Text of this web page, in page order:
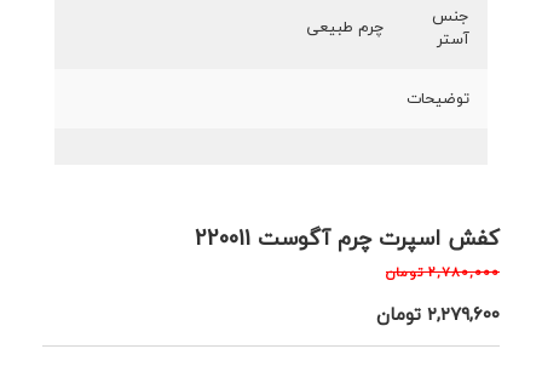
کفش اسپرت چرم آگوست 220011
۲,۷۸۰,۰۰۰ تومان
۲,۲۷۹,۶۰۰تومان
جنس
آستر
چرم طبیعی
توضیحات